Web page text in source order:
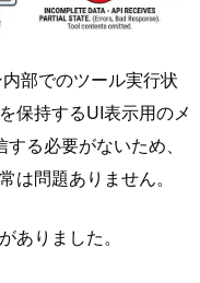
部でのツール実行状
保持するUI表示用のメ
る必要がないため、
は問題ありません。
ありました。